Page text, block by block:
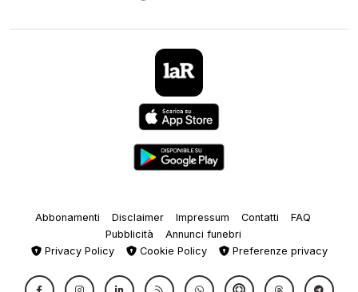
Abbonamenti Disclaimer Impressum Contatti
FAQ
Pubblicità
Annunci funebri
Privacy Policy
Cookie Policy Preferenze privacy